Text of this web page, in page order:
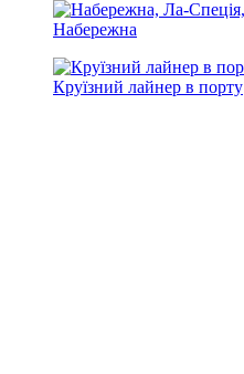
Набережна
Круїзний лайнер в порту